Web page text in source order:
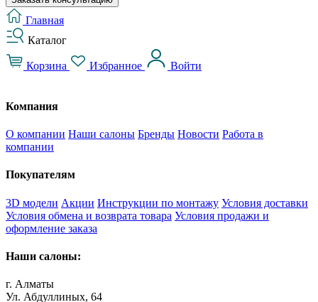
Главная
Каталог
Корзина Избранное Войти
Компания
О компании Наши салоны Бренды Новости Работа в
компании
Покупателям
3D модели Акции Инструкции по монтажу Условия доставки
Условия обмена и возврата товара Условия продажи и
оформление заказа
Наши салоны:
г. Алматы
Ул. Абдуллиных, 64